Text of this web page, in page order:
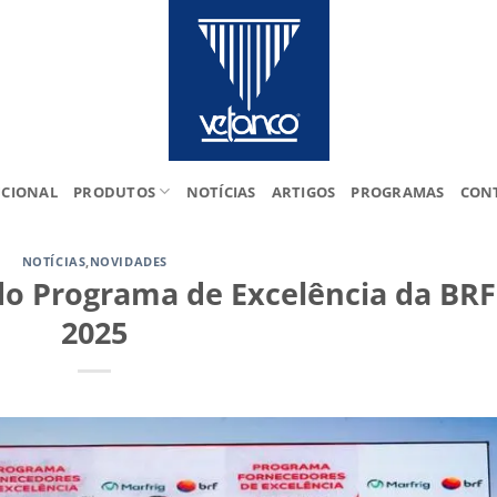
PRODUTOS NOTÍCIAS ARTIGOS PROGRAMAS
NOTÍCIAS,NOVIDADES
Programa de Excelência da BRF
2025